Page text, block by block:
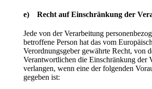
e) Recht auf Einschränkung der
Jede von der Verarbeitung
betroffene Person hat das vom
Verordnungsgeber gewährte Recht, von
Verantwortlichen die Einschränkung der
verlangen, wenn eine der folgenden
gegeben ist: